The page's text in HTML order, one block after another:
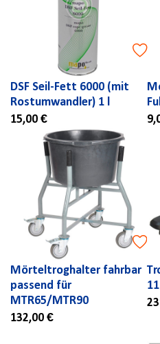
DSF Seil-Fett 6000 (mit
Rostumwandler) 1 l
15,00 €
Mörteltroghalter fahrbar
passend für
MTR65/MTR90
132,00 €